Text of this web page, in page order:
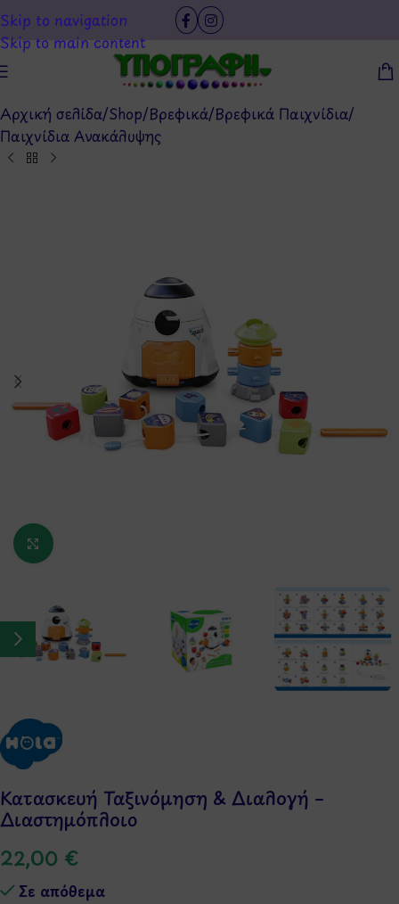
Skip to navigation
Skip to main content
Αρχική σελίδα/Shop/Βρεφικά/Βρεφικά Παιχνίδια/
Παιχνίδια Ανακάλυψης
Κάντε κλικ για μεγέθυνση
Κατασκευή Ταξινόμηση & Διαλογή –
Διαστημόπλοιο
22,00 €
Σε απόθεμα